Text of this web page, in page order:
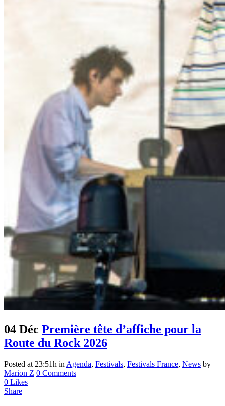
04 Déc Première tête d’affiche pour la
Route du Rock 2026
Posted at 23:51h in Agenda, Festivals, Festivals France, News by
Marion Z 0 Comments
0 Likes
Share